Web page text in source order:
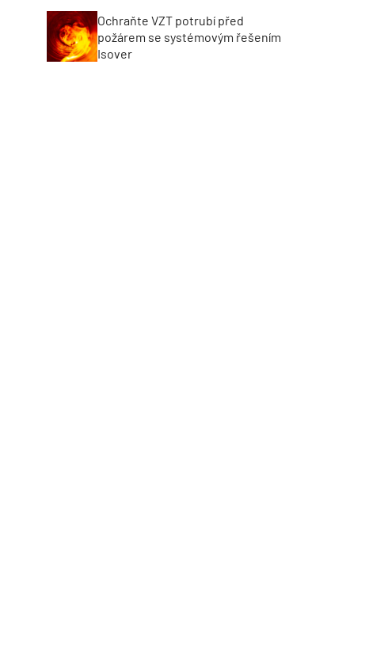
Ochraňte VZT potrubí před
požárem se systémovým řešením
Isover